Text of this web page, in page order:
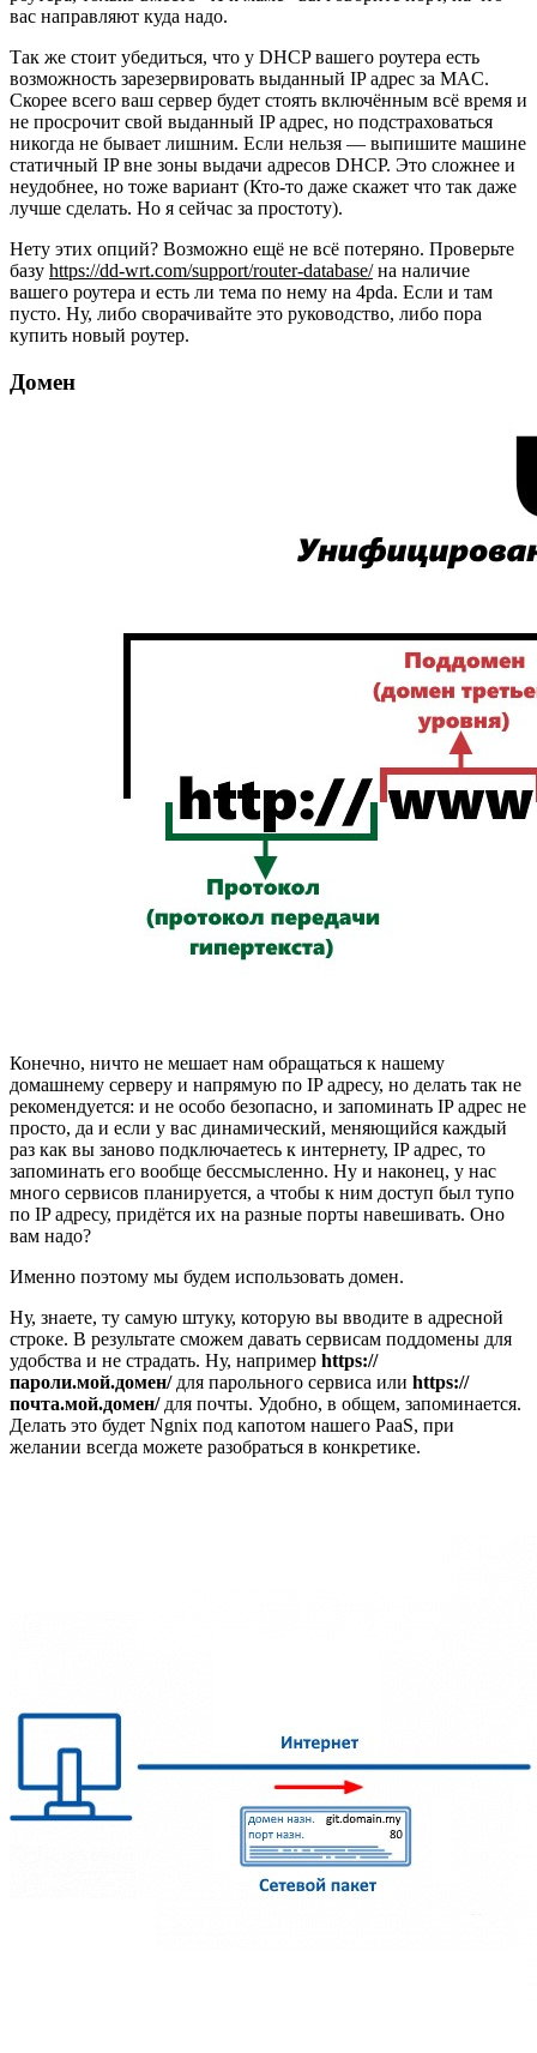
вас направляют куда надо.
Так же стоит убедиться, что у DHCP вашего роутера есть
возможность зарезервировать выданный IP адрес за MAC.
Скорее всего ваш сервер будет стоять включённым всё время и
не просрочит свой выданный IP адрес, но подстраховаться
никогда не бывает лишним. Если нельзя — выпишите машине
статичный IP вне зоны выдачи адресов DHCP. Это сложнее и
неудобнее, но тоже вариант (Кто-то даже скажет что так даже
лучше сделать. Но я сейчас за простоту).
Нету этих опций? Возможно ещё не всё потеряно. Проверьте
базу https://dd-wrt.com/support/router-database/на наличие
вашего роутера и есть ли тема по нему на 4pda. Если и там
пусто. Ну, либо сворачивайте это руководство, либо пора
купить новый роутер.
Домен
Конечно, ничто не мешает нам обращаться к нашему
домашнему серверу и напрямую по IP адресу, но делать так не
рекомендуется: и не особо безопасно, и запоминать IP адрес не
просто, да и если у вас динамический, меняющийся каждый
раз как вы заново подключаетесь к интернету, IP адрес, то
запоминать его вообще бессмысленно. Ну и наконец, у нас
много сервисов планируется, а чтобы к ним доступ был тупо
по IP адресу, придётся их на разные порты навешивать. Оно
вам надо?
Именно поэтому мы будем использовать домен.
Ну, знаете, ту самую штуку, которую вы вводите в адресной
строке. В результате сможем давать сервисам поддомены для
удобства и не страдать. Ну, например https://
пароли.мой.домен/для парольного сервиса или https://
почта.мой.домен/для почты. Удобно, в общем, запоминается.
Делать это будет Ngnix под капотом нашего PaaS, при
желании всегда можете разобраться в конкретике.